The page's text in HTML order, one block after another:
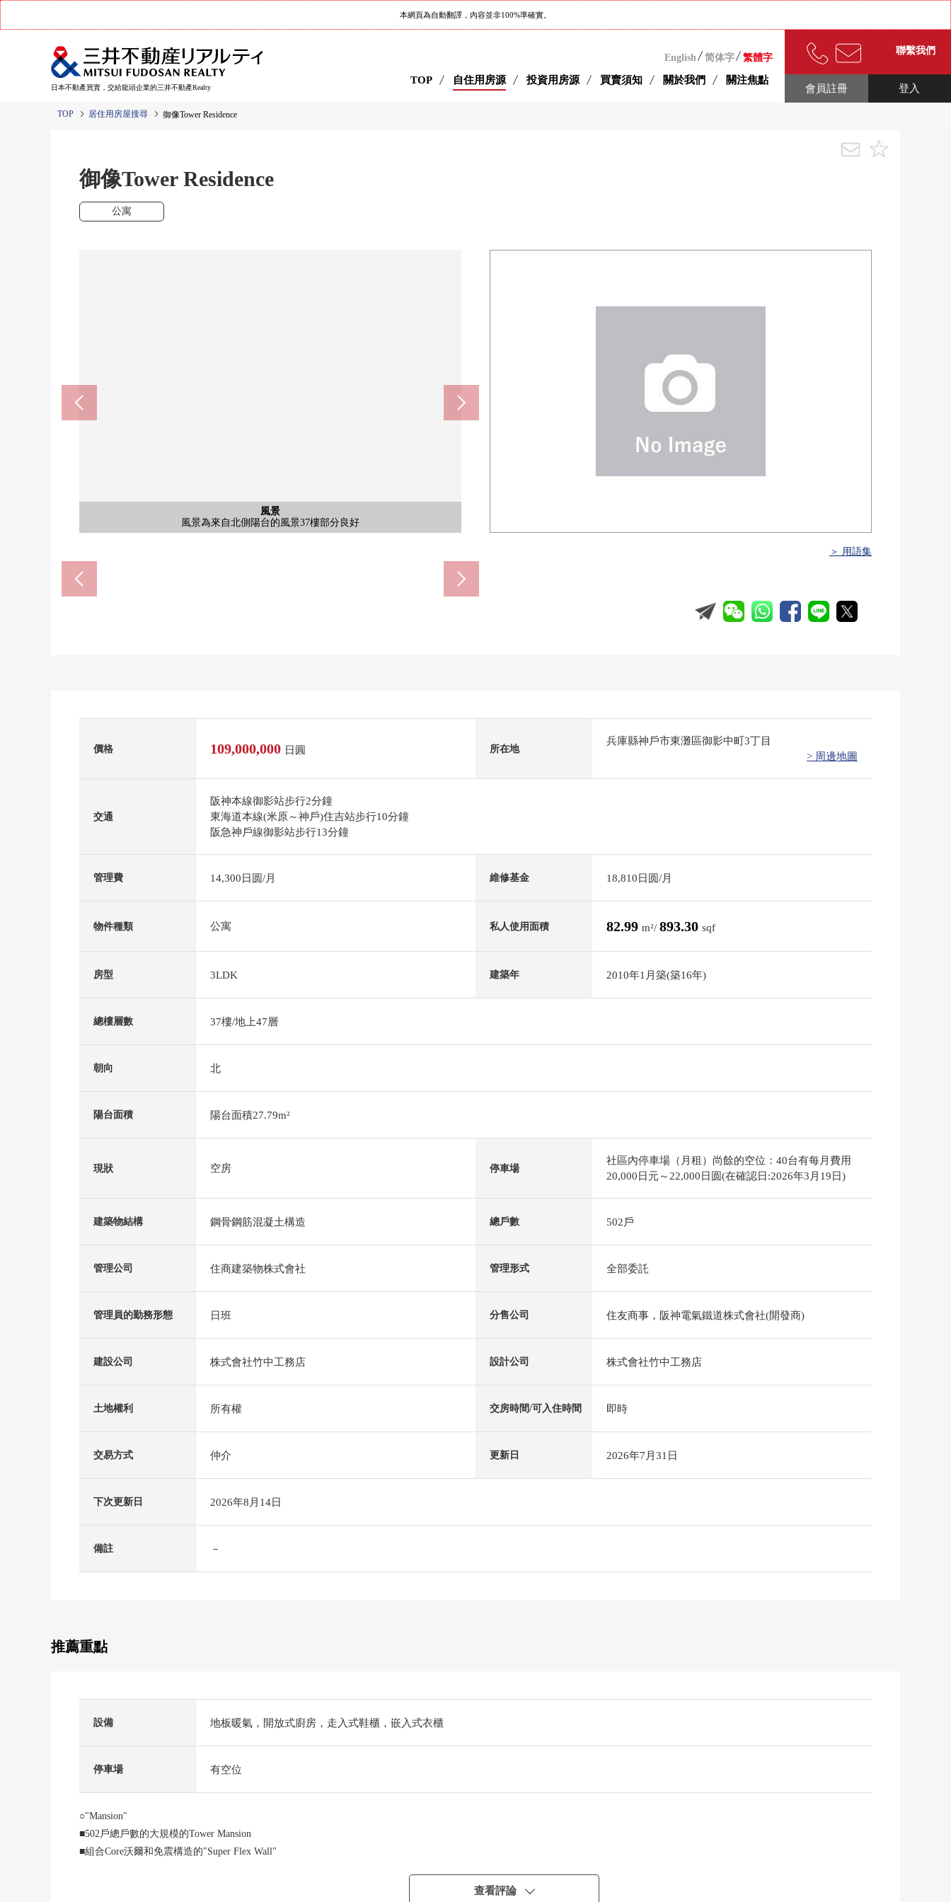
本網頁為自動翻譯，內容並非100%準確實。
日本不動產買賣，交給龍頭企業的三井不動產Realty
English 简体字 繁體字
TOP 自住用房源 投資用房源 買賣須知 關於我們 關注焦點
聯繫我們
登入
會員註冊
TOP 居住用房屋搜尋 御像Tower Residence
御像Tower Residence
公寓
風景
風景為來自北側陽台的風景37樓部分良好
外觀
是區劃備有的整潔的街景。
風景
風景為來自北側陽台的風景37樓部分良好
客廳
是容易把家具的配置換成的生活。
廚房
是能從廚房瞭望客廳飯廳的配置。
廚房
是能從廚房瞭望客廳飯廳的配置。
客廳
在客餐廳，地板暖氣被設置。變成亮的房間。
客廳
為西北邊間，明亮地有開放感覺。
客廳
為西北邊間，明亮地有開放感覺。
風景
來自陽台的風景(看到西側三宮方面)
風景
來自陽台的風景(看到西側三宮方面)
公共汽車
是1620尺寸的寬敞的整體衛浴。
洗臉
存儲空間豐富的洗手間。
廁所
是有洗手櫃台的廁所。
洗臉
是寬敞的收納豐富的洗手間。
收納
大型的步入式鞋櫃
陽台
寬敞，并且容易曬洗的衣物的陽台
門口
折疊起來天花板的寬敞的門口有鞋櫃、走入式鞋櫃、穿衣鏡。
風景
來自看到六甲山系的北側陽台的風景
風景
來自陽台的風景(希望西南一側)
室內
西式房間(約7.1張塌塌米)
室內
西式房間(約7.1張塌塌米)
室內
西式房間(約5.0張塌塌米)
室內
西式房間(約5.0張塌塌米)
收納
寬敞的嵌入式衣櫃
＞ 用語集
價格 109,000,000 日圓 所在地
兵庫縣神戶市東灘區御影中町3丁目
> 周邊地圖
交通
阪神本線御影站步行2分鐘
東海道本線(米原～神戶)住吉站步行10分鐘
阪急神戶線御影站步行13分鐘
管理費 14,300日圆/月 維修基金 18,810日圆/月
物件種類 公寓 私人使用面積 82.99 m²/ 893.30 sqf
房型 3LDK 建築年 2010年1月築(築16年)
總樓層數 37樓/地上47層
朝向 北
陽台面積 陽台面積27.79m²
現狀 空房 停車場
社區內停車場（月租）尚餘的空位：40台有每月費用
20,000日元～22,000日圆(在確認日:2026年3月19日)
建築物結構 鋼骨鋼筋混凝土構造 總戶數 502戶
管理公司 住商建築物株式會社 管理形式 全部委託
管理員的勤務形態 日班 分售公司 住友商事，阪神電氣鐵道株式會社(開發商)
建設公司 株式會社竹中工務店 設計公司 株式會社竹中工務店
土地權利 所有權 交房時間/可入住時間 即時
交易方式 仲介 更新日 2026年7月31日
下次更新日 2026年8月14日
備註 －
推薦重點
設備 地板暖氣，開放式廚房，走入式鞋櫃，嵌入式衣櫃
停車場 有空位
○"Mansion"
■502戶總戶數的大規模的Tower Mansion
■組合Core沃爾和免震構造的"Super Flex Wall"
查看評論